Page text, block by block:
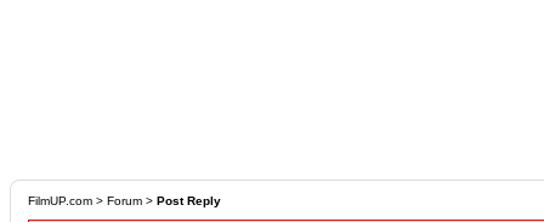
FilmUP.com > Forum > Post Reply